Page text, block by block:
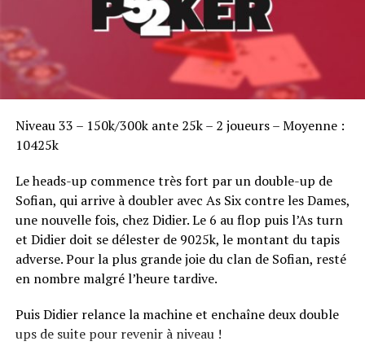
Niveau 33 – 150k/300k ante 25k – 2 joueurs – Moyenne :
10425k
Le heads-up commence très fort par un double-up de
Sofian, qui arrive à doubler avec As Six contre les Dames,
une nouvelle fois, chez Didier. Le 6 au flop puis l’As turn
et Didier doit se délester de 9025k, le montant du tapis
adverse. Pour la plus grande joie du clan de Sofian, resté
en nombre malgré l’heure tardive.
Puis Didier relance la machine et enchaîne deux double
ups de suite pour revenir à niveau !